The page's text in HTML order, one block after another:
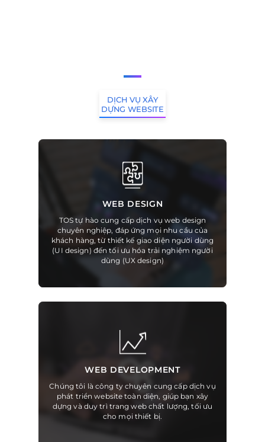
DỊCH VỤ XÂY
DỰNG WEBSITE
WEB DESIGN
TOS tự hào cung cấp dịch vụ web design
chuyên nghiệp, đáp ứng mọi nhu cầu của
khách hàng, từ thiết kế giao diện người dùng
(UI design) đến tối ưu hóa trải nghiệm người
dùng (UX design)
WEB DEVELOPMENT
Chúng tôi là công ty chuyên cung cấp dịch vụ
phát triển website toàn diện, giúp bạn xây
dựng và duy trì trang web chất lượng, tối ưu
cho mọi thiết bị.